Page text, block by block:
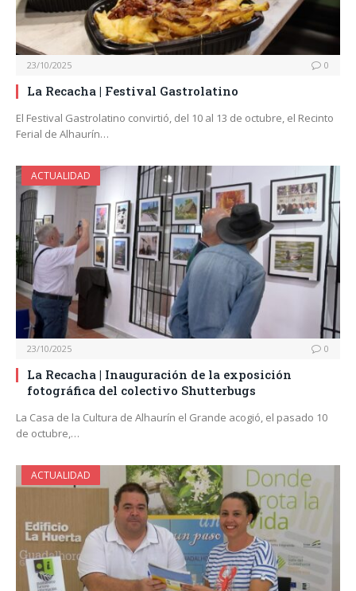
23/10/2025 0
La Recacha | Festival Gastrolatino
El Festival Gastrolatino convirtió, del 10 al 13 de octubre, el Recinto
Ferial de Alhaurín…
ACTUALIDAD
23/10/2025 0
La Recacha | Inauguración de la exposición
fotográfica del colectivo Shutterbugs
La Casa de la Cultura de Alhaurín el Grande acogió, el pasado 10
de octubre,…
ACTUALIDAD